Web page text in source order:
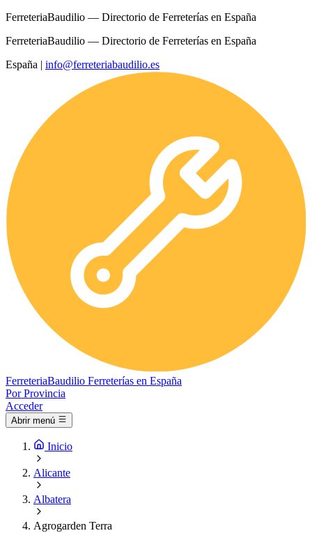
FerreteriaBaudilio — Directorio de Ferreterías en España
FerreteriaBaudilio — Directorio de Ferreterías en España
España | info@ferreteriabaudilio.es
FerreteriaBaudilio Ferreterías en España
Por Provincia
Acceder
Abrir menú
Inicio
Alicante
Albatera
Agrogarden Terra